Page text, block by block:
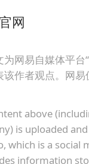
网
网易自媒体平台
该作者观点。网
above
is uploaded
which is a social
information